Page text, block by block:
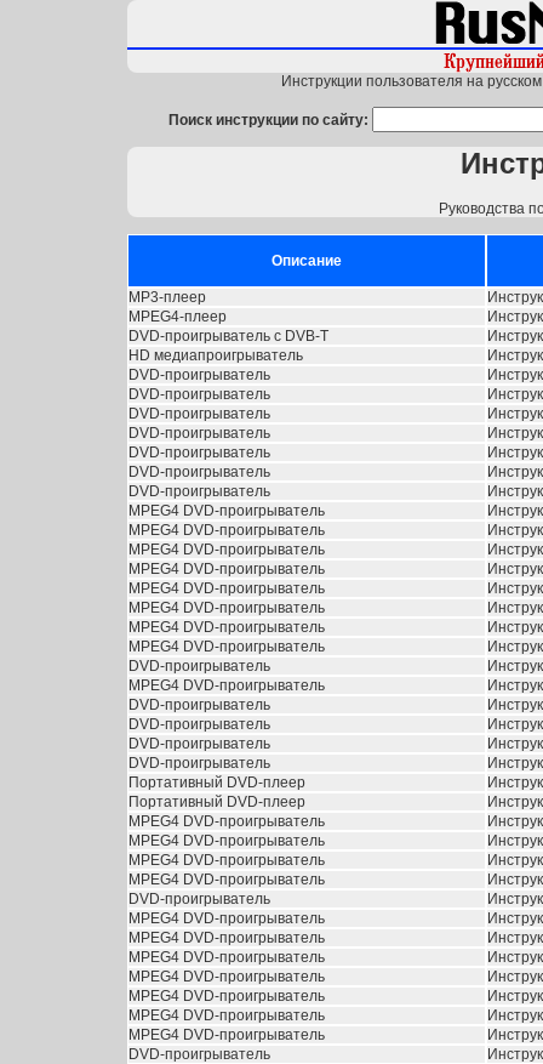
Инструкции пользователя на
Поиск инструкции по сайту:
Руководства
Описание
MP3-плеер
MPEG4-плеер
DVD-проигрыватель с DVB-T
HD медиапроигрыватель
DVD-проигрыватель
DVD-проигрыватель
DVD-проигрыватель
DVD-проигрыватель
DVD-проигрыватель
DVD-проигрыватель
DVD-проигрыватель
MPEG4 DVD-проигрыватель
MPEG4 DVD-проигрыватель
MPEG4 DVD-проигрыватель
MPEG4 DVD-проигрыватель
MPEG4 DVD-проигрыватель
MPEG4 DVD-проигрыватель
MPEG4 DVD-проигрыватель
MPEG4 DVD-проигрыватель
DVD-проигрыватель
MPEG4 DVD-проигрыватель
DVD-проигрыватель
DVD-проигрыватель
DVD-проигрыватель
DVD-проигрыватель
Портативный DVD-плеер
Портативный DVD-плеер
MPEG4 DVD-проигрыватель
MPEG4 DVD-проигрыватель
MPEG4 DVD-проигрыватель
MPEG4 DVD-проигрыватель
DVD-проигрыватель
MPEG4 DVD-проигрыватель
MPEG4 DVD-проигрыватель
MPEG4 DVD-проигрыватель
MPEG4 DVD-проигрыватель
MPEG4 DVD-проигрыватель
MPEG4 DVD-проигрыватель
MPEG4 DVD-проигрыватель
DVD-проигрыватель